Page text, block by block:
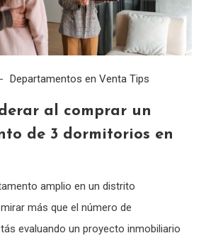
Departamentos en Venta Tips
al comprar un
de 3 dormitorios en
amplio en un distrito
más que el número de
evaluando un proyecto inmobiliario